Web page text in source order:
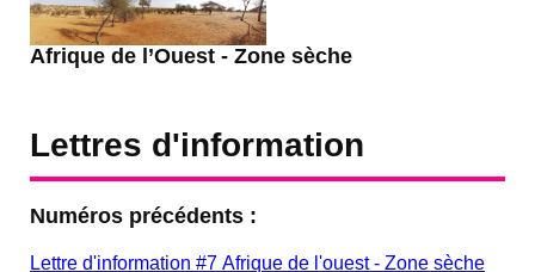
Afrique de l’Ouest - Zone sèche
Lettres d'information
Numéros précédents :
Lettre d'information #7 Afrique de l'ouest - Zone sèche